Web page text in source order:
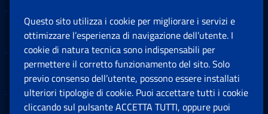
Sedi e Contatti
Software
Questo sito utilizza i cookie per migliorare i servizi e
ottimizzare l’esperienza di navigazione dell’utente. I
cookie di natura tecnica sono indispensabili per
permettere il corretto funzionamento del sito. Solo
previo consenso dell’utente, possono essere installati
ulteriori tipologie di cookie. Puoi accettare tutti i cookie
cliccando sul pulsante ACCETTA TUTTI, oppure puoi